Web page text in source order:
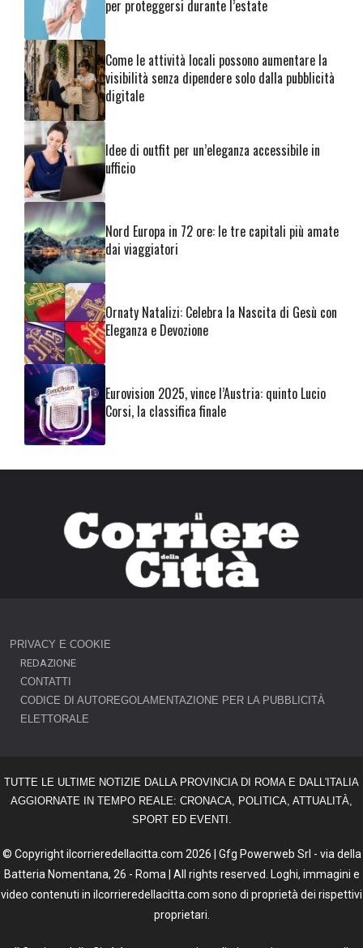
per proteggersi durante l’estate
Come le attività locali possono aumentare la
visibilità senza dipendere solo dalla pubblicità
digitale
Idee di outfit per un’eleganza accessibile in
ufficio
Nord Europa in 72 ore: le tre capitali più amate
dai viaggiatori
Ornaty Natalizi: Celebra la Nascita di Gesù con
Eleganza e Devozione
Eurovision 2025, vince l’Austria: quinto Lucio
Corsi, la classifica finale
PRIVACY E COOKIE
REDAZIONE
CONTATTI
CODICE DI AUTOREGOLAMENTAZIONE PER LA PUBBLICITÀ
ELETTORALE
TUTTE LE ULTIME NOTIZIE DALLA PROVINCIA DI ROMA E DALL'ITALIA
AGGIORNATE IN TEMPO REALE: CRONACA, POLITICA, ATTUALITÀ,
SPORT ED EVENTI.
© Copyright ilcorrieredellacitta.com 2026 | Gfg Powerweb Srl - via della
Batteria Nomentana, 26 - Roma | All rights reserved. Loghi, immagini e
video contenuti in ilcorrieredellacitta.com sono di proprietà dei rispettivi
proprietari.